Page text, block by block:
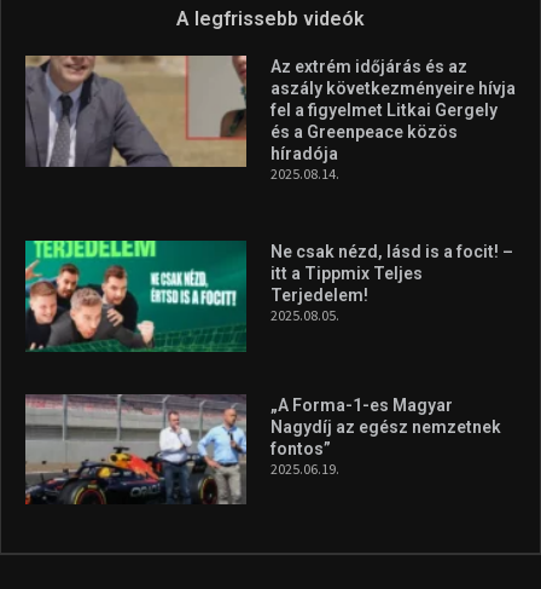
A legfrissebb videók
Az extrém időjárás és az
aszály következményeire hívja
fel a figyelmet Litkai Gergely
és a Greenpeace közös
híradója
2025.08.14.
Ne csak nézd, lásd is a focit! –
itt a Tippmix Teljes
Terjedelem!
2025.08.05.
„A Forma-1-es Magyar
Nagydíj az egész nemzetnek
fontos”
2025.06.19.